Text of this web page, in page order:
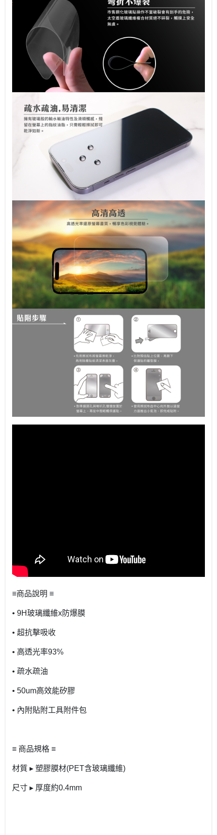
≡商品說明 ≡
• 9H玻璃纖維x防爆膜
• 超抗擊吸收
• 高透光率93%
• 疏水疏油
• 50um高效能矽膠
• 內附貼附工具附件包
≡ 商品規格 ≡
材質 ▸ 塑膠膜材(PET含玻璃纖維)
尺寸 ▸ 厚度約0.4mm